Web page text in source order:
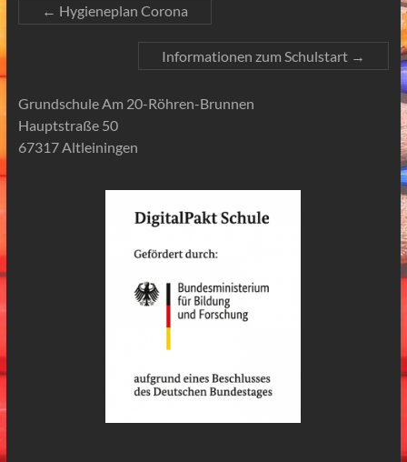
← Hygieneplan Corona
Informationen zum Schulstart →
Grundschule Am 20-Röhren-Brunnen
Hauptstraße 50
67317 Altleiningen